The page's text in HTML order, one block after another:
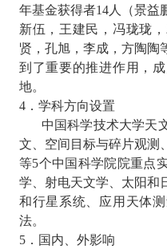
年基金获得者14人（景益
新伍，王建民，冯珑珑
贤，孔旭，李成，方陶陶
到了重要的推进作用，
地。
4．学科方向设置
中国科学技术大学天
文、空间目标与碎片观测
等5个中国科学院院重点
学、射电天文学、太阳和
和行星系统、应用天体
法。
5．国内、外影响